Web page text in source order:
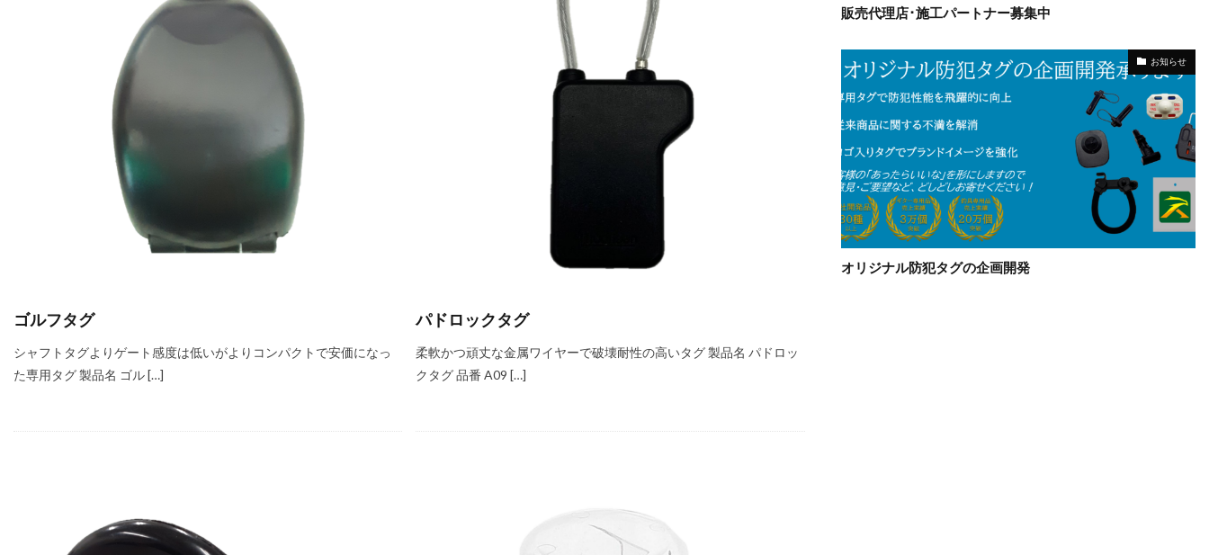
ゴルフタグ
シャフトタグよりゲート感度は低いがよりコンパクトで安価になっ
た専用タグ 製品名 ゴル […]
パドロックタグ
柔軟かつ頑丈な金属ワイヤーで破壊耐性の高いタグ 製品名 パドロッ
クタグ 品番 A09 […]
販売代理店･施工パートナー募集中
お知らせ
オリジナル防犯タグの企画開発